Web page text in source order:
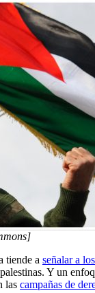
tiende a señalar a
Y un
las campañas de